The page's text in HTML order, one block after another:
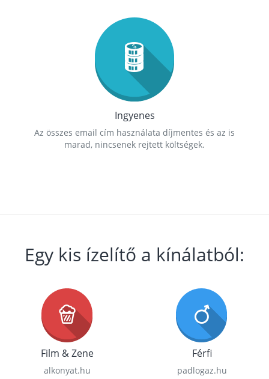
Ingyenes
Az összes email cím használata díjmentes és az is
marad, nincsenek rejtett költségek.
Egy kis ízelítő a kínálatból:
Film & Zene
alkonyat.hu
Férfi
padlogaz.hu